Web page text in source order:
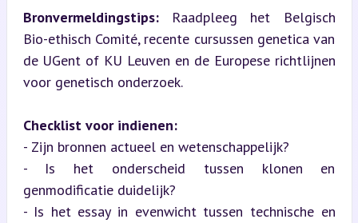
Bronvermeldingstips: Raadpleeg het Belgisch
Bio-ethisch Comité, recente cursussen genetica van
de UGent of KU Leuven en de Europese richtlijnen
voor genetisch onderzoek.
Checklist voor indienen:
- Zijn bronnen actueel en wetenschappelijk?
- Is het onderscheid tussen klonen en
genmodificatie duidelijk?
- Is het essay in evenwicht tussen technische en